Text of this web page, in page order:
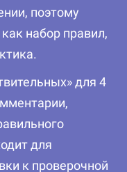
поэтому
набор правил,
для 4
для
к проверочной